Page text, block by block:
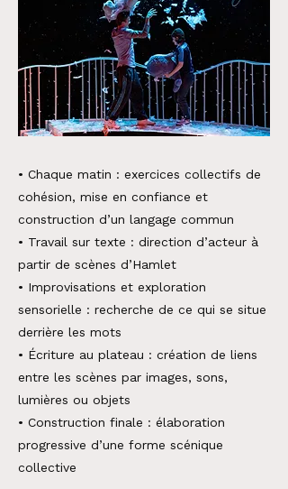
• Chaque matin : exercices collectifs de
cohésion, mise en confiance et
construction d’un langage commun
• Travail sur texte : direction d’acteur à
partir de scènes d’Hamlet
• Improvisations et exploration
sensorielle : recherche de ce qui se situe
derrière les mots
• Écriture au plateau : création de liens
entre les scènes par images, sons,
lumières ou objets
• Construction finale : élaboration
progressive d’une forme scénique
collective